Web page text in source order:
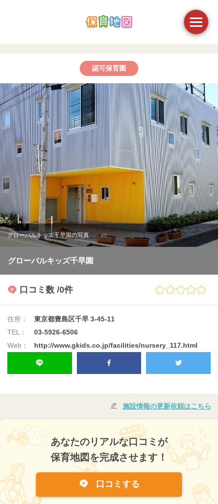
認可保育園
グローバルキッズ千早園の写真
グローバルキッズ千早園
口コミ数 /0件
住所：
東京都豊島区千早 3-45-11
TEL：
03-5926-6506
Web：
http://www.gkids.co.jp/facilities/nursery_117.html
施設情報の更新依頼はこちら
あなたのリアルな口コミが
保育地図を完成させます！
口コミする